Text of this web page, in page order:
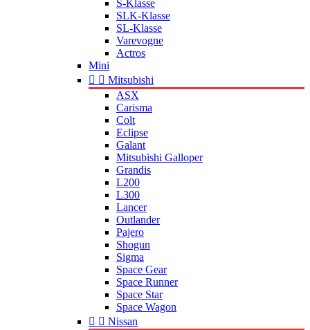
S-Klasse
SLK-Klasse
SL-Klasse
Varevogne
Actros
Mini
  Mitsubishi
ASX
Carisma
Colt
Eclipse
Galant
Mitsubishi Galloper
Grandis
L200
L300
Lancer
Outlander
Pajero
Shogun
Sigma
Space Gear
Space Runner
Space Star
Space Wagon
  Nissan